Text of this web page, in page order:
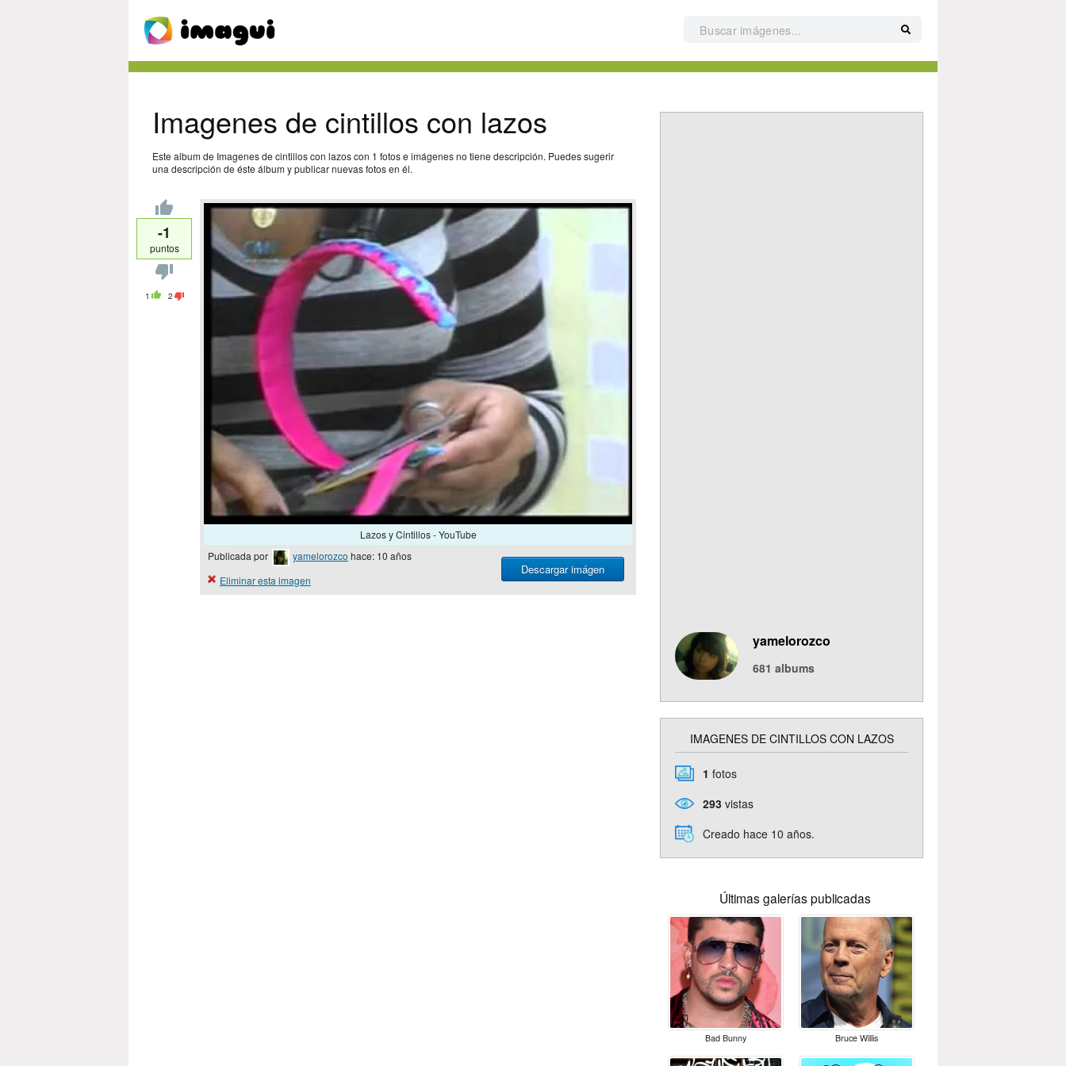
Imagenes de cintillos con lazos
Este album de Imagenes de cintillos con lazos con 1 fotos e imágenes no tiene descripción. Puedes sugerir
una descripción de éste álbum y publicar nuevas fotos en él.
-1
puntos
1 2
Lazos y Cintillos - YouTube
Descargar imágen
Publicada por yamelorozco hace: 10 años
Eliminar esta imagen
yamelorozco
681 albums
IMAGENES DE CINTILLOS CON LAZOS
1 fotos
293 vistas
Creado hace 10 años.
Últimas galerías publicadas
Bad Bunny Bruce Willis